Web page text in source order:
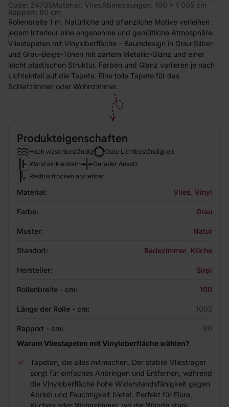
Code: 24705Material: VliesAbmessungen: 100 x 1 005 cm
Rapport: 80 cm
Rollenbreite 1 m. Natürliche und pflanzliche Motive verleihen
jedem Interieur eine angenehme und gemütliche Atmosphäre.
Vliestapeten mit Vinyloberfläche – Baumdesign in Grau-Silber-
und Grau-Beige-Tönen mit zartem Metallic-Glanz und einer
leicht plastischen Struktur. Farben und Glanz variieren je nach
Lichteinfall auf die Tapete. Eine tolle Tapete für das
Schlafzimmer oder Wohnzimmer.
Produkteigenschaften
Hoch waschbeständig
Gute Lichtbeständigkeit
Wand einkleistern
Gerader Ansatz
Restlos trocken abziehbar
Material: Vlies Vinyl
Farbe: Grau
Muster: Natur
Standort: Badezimmer Küche
Hersteller: Sirpi
Rollenbreite - cm: 100
Länge der Rolle - cm: 1005
Rapport - cm:
80
Warum Vliestapeten mit Vinyloberfläche wählen?
Tapeten, die alles mitmachen. Der stabile Vliesträger
sorgt für einfaches Anbringen und Entfernen, während
die Vinyloberfläche hohe Widerstandsfähigkeit gegen
Abrieb und Feuchtigkeit bietet. Perfekt für Flure,
Küchen oder Wohnzimmer, wo die Wände stark